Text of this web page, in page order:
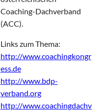
Coaching-Dachverband
(ACC).
Links zum Thema:
http://www.coachingkongr
ess.de
http://www.bdp-
verband.org
http://www.coachingdachv